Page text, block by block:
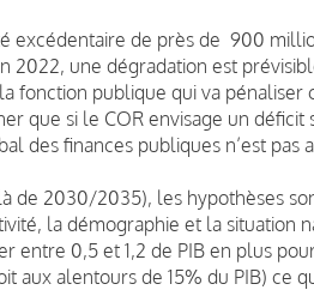
excédentaire de près de 900
2022, une dégradation est
fonction publique qui va pénaliser
que si le COR envisage un
des finances publiques n’est pas
de 2030/2035), les hypothèses
la démographie et la situation
entre 0,5 et 1,2 de PIB en plus
aux alentours de 15% du PIB) ce